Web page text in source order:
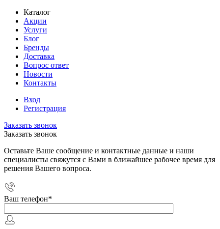
Каталог
Акции
Услуги
Блог
Бренды
Доставка
Вопрос ответ
Новости
Контакты
Вход
Регистрация
Заказать звонок
Заказать звонок
Оставьте Ваше сообщение и контактные данные и наши
специалисты свяжутся с Вами в ближайшее рабочее время для
решения Вашего вопроса.
Ваш телефон*